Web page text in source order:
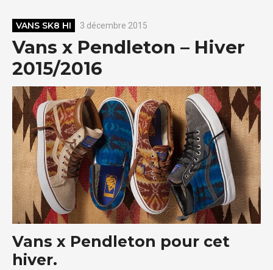
VANS SK8 HI 3 décembre 2015
Vans x Pendleton – Hiver
2015/2016
Vans x Pendleton pour cet
hiver.